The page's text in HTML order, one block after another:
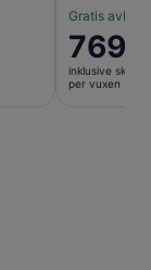
Gratis
Priset
är
769 kr
769
inklusive
per vuxen